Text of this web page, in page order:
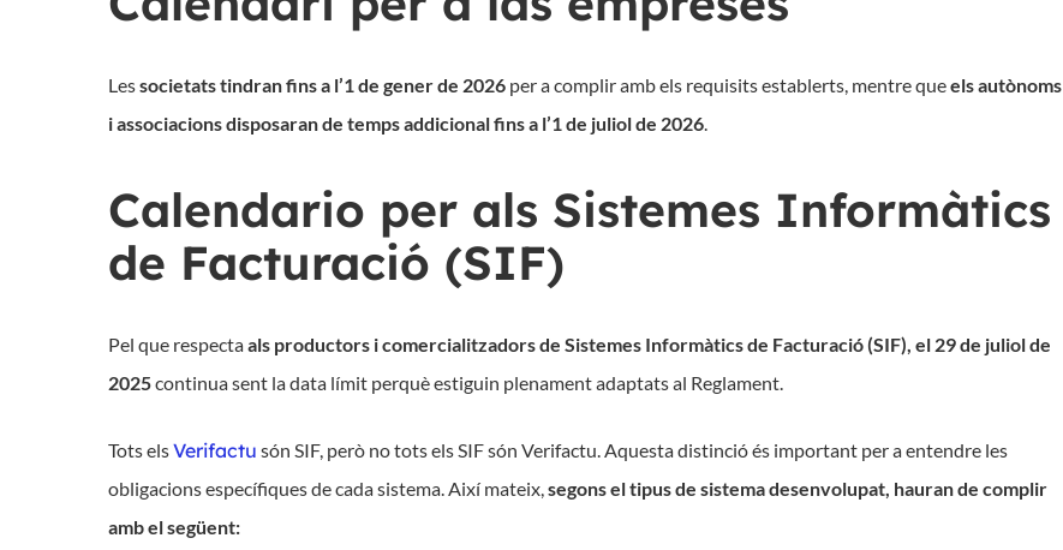
Lessocietats tindran fins a l’1 de gener de 2026 per a complir amb els requisits establerts, mentre queels autònoms
i associacions disposaran de temps addicional fins a l’1 de juliol de 2026.
Calendario per als Sistemes Informàtics
de Facturació (SIF)
Pel que respectaals productors i comercialitzadors de Sistemes Informàtics de Facturació (SIF), el 29 de juliol de
2025continua sent la data límit perquè estiguin plenament adaptats al Reglament.
Tots elsVerifactu són SIF, però no tots els SIF són Verifactu. Aquesta distinció és important per a entendre les
obligacions específiques de cada sistema. Així mateix,segons el tipus de sistema desenvolupat, hauran de complir
amb el següent: